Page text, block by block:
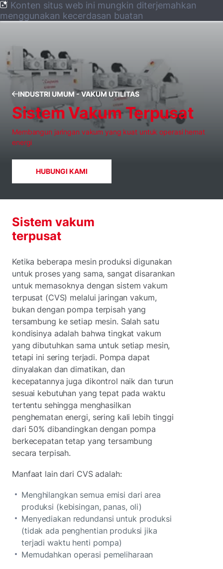
Konten situs web ini mungkin diterjemahkan
menggunakan kecerdasan buatan
INDUSTRI UMUM - VAKUM UTILITAS
Sistem Vakum Terpusat
Membangun jaringan vakum yang kuat untuk operasi hemat
energi
HUBUNGI KAMI
Sistem vakum
terpusat
Ketika beberapa mesin produksi digunakan
untuk proses yang sama, sangat disarankan
untuk memasoknya dengan sistem vakum
terpusat (CVS) melalui jaringan vakum,
bukan dengan pompa terpisah yang
tersambung ke setiap mesin. Salah satu
kondisinya adalah bahwa tingkat vakum
yang dibutuhkan sama untuk setiap mesin,
tetapi ini sering terjadi. Pompa dapat
dinyalakan dan dimatikan, dan
kecepatannya juga dikontrol naik dan turun
sesuai kebutuhan yang tepat pada waktu
tertentu sehingga menghasilkan
penghematan energi, sering kali lebih tinggi
dari 50% dibandingkan dengan pompa
berkecepatan tetap yang tersambung
secara terpisah.
Manfaat lain dari CVS adalah:
Menghilangkan semua emisi dari area
produksi (kebisingan, panas, oli)
Menyediakan redundansi untuk produksi
(tidak ada penghentian produksi jika
terjadi waktu henti pompa)
Memudahkan operasi pemeliharaan